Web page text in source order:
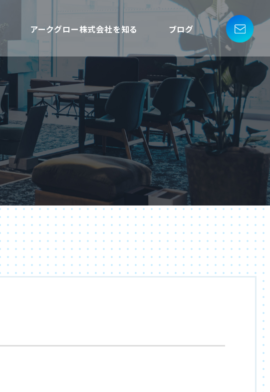
アークグロー株式会社を知る ブログ